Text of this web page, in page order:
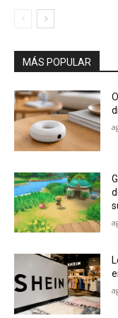
MÁS POPULAR